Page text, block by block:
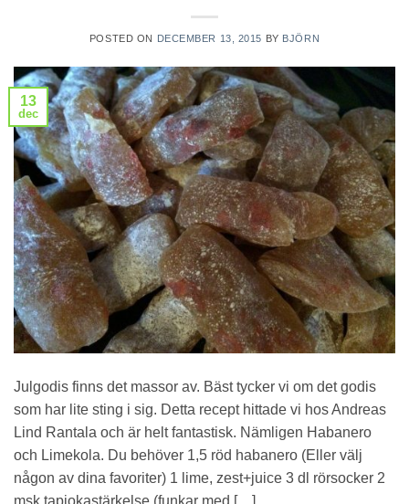
POSTED ON DECEMBER 13, 2015 BY BJÖRN
13
dec
Julgodis finns det massor av. Bäst tycker vi om det godis
som har lite sting i sig. Detta recept hittade vi hos Andreas
Lind Rantala och är helt fantastisk. Nämligen Habanero
och Limekola. Du behöver 1,5 röd habanero (Eller välj
någon av dina favoriter) 1 lime, zest+juice 3 dl rörsocker 2
msk tapiokastärkelse (funkar med […]